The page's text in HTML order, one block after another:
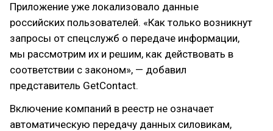
Приложение уже локализовало данные
российских пользователей. «Как только возникнут
запросы от спецслужб о передаче информации,
мы рассмотрим их и решим, как действовать в
соответствии с законом», — добавил
представитель GetContact.
Включение компаний в реестр не означает
автоматическую передачу данных силовикам,